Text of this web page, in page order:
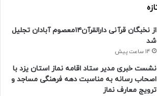
از نخبگان قرآنی دارالقرآن۱۴معصوم آبادان تجلیل
شد
14 ساعت پیش
نشست خبری مدیر ستاد اقامه نماز استان یزد با
اصحاب رسانه به مناسبت دهه فرهنگی مساجد و
ترویج معارف نماز